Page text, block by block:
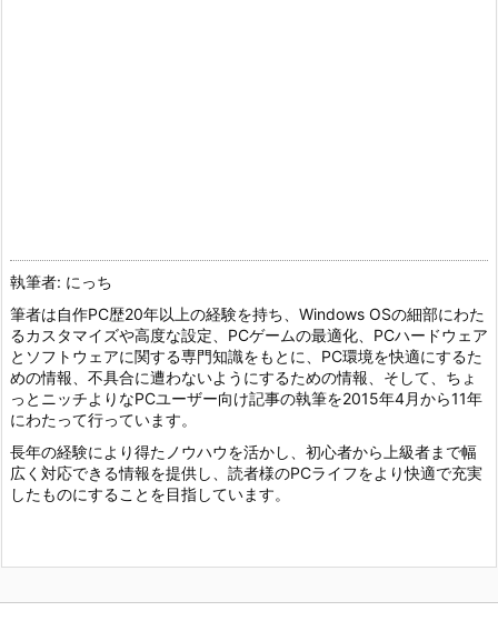
執筆者: にっち
筆者は自作PC歴20年以上の経験を持ち、Windows OSの細部にわた
るカスタマイズや高度な設定、PCゲームの最適化、PCハードウェア
とソフトウェアに関する専門知識をもとに、PC環境を快適にするた
めの情報、不具合に遭わないようにするための情報、そして、ちょ
っとニッチよりなPCユーザー向け記事の執筆を2015年4月から11年
にわたって行っています。
長年の経験により得たノウハウを活かし、初心者から上級者まで幅
広く対応できる情報を提供し、読者様のPCライフをより快適で充実
したものにすることを目指しています。